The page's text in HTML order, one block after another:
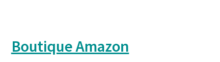
Boutique Amazon